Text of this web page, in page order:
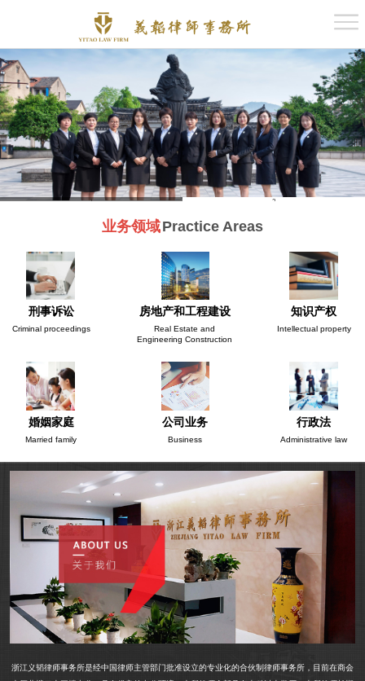
1 2
业务领域Practice Areas
刑事诉讼
Criminal proceedings
房地产和工程建设
Real Estate and
Engineering Construction
知识产权
Intellectual property
婚姻家庭
Married family
公司业务
Business
行政法
Administrative law
浙江义韬律师事务所是经中国律师主管部门批准设立的专业化的合伙制律师事务所，目前在商会
网站首页
关于义韬
义韬律师
义韬案例